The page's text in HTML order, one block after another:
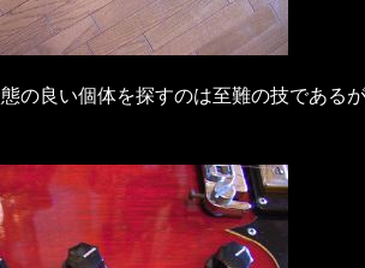
の良い個体を探すのは至難の技である